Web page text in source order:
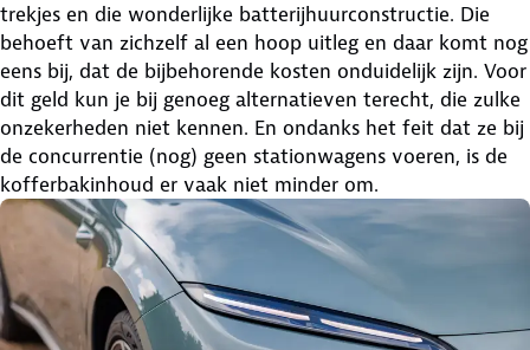
trekjes en die wonderlijke batterijhuurconstructie. Die
behoeft van zichzelf al een hoop uitleg en daar komt nog
eens bij, dat de bijbehorende kosten onduidelijk zijn. Voor
dit geld kun je bij genoeg alternatieven terecht, die zulke
onzekerheden niet kennen. En ondanks het feit dat ze bij
de concurrentie (nog) geen stationwagens voeren, is de
kofferbakinhoud er vaak niet minder om.